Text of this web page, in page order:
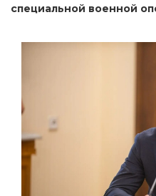
специальной военной